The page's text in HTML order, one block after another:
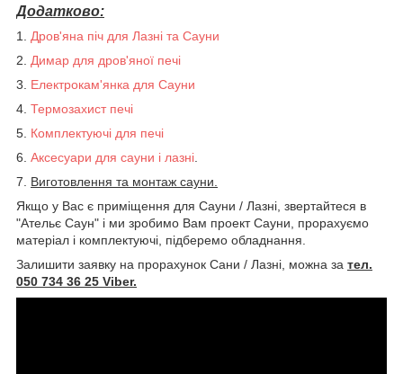
Додатково:
1. Дров'яна піч для Лазні та Сауни
2. Димар для дров'яної печі
3. Електрокам'янка для Сауни
4. Термозахистпечі
5. Комплектуючі для печі
6. Аксесуари для сауни і лазні
7. Виготовлення та монтаж сауни.
Якщо у Вас є приміщення для Сауни / Лазні, звертайтеся в
"Ательє Саун" і ми зробимо Вам проект Сауни, прорахуємо
матеріал і комплектуючі, підберемо обладнання.
Залишити заявку на прорахунок Сани / Лазні, можна за тел.
050 734 36 25 Viber.